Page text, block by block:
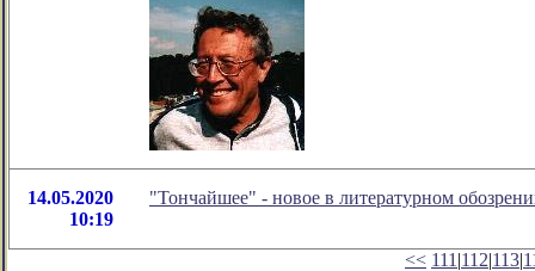
14.05.2020
10:19
"Тончайшее" - новое в литературном
<< 111 |112|113|